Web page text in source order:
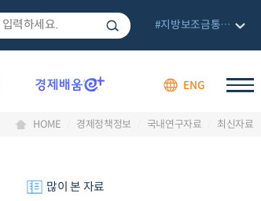
ENG
#지방보조금통합관리망
HOME 경제정책정보 국내연구자료 최신자료
많이 본 자료